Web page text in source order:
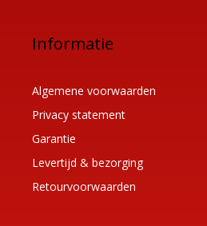
Informatie
Algemene voorwaarden
Privacy statement
Garantie
Levertijd & bezorging
Retourvoorwaarden